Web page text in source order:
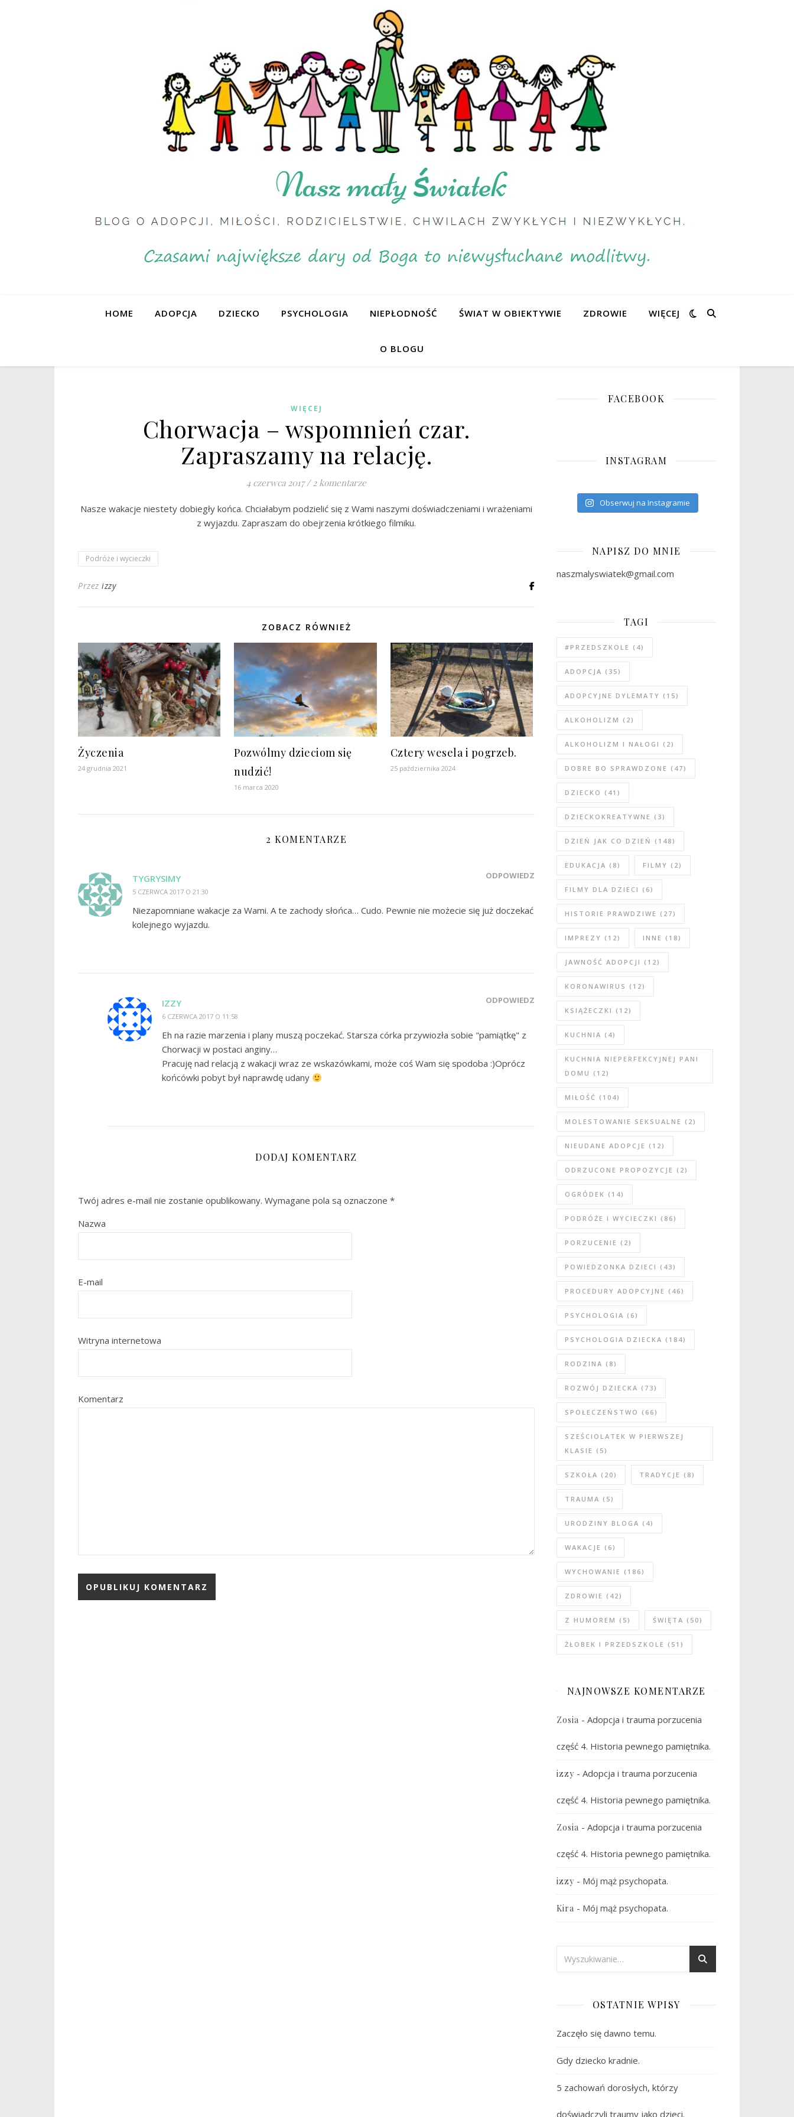
HOME ADOPCJA DZIECKO PSYCHOLOGIA NIEPŁODNOŚĆ ŚWIAT W OBIEKTYWIE ZDROWIE WIĘCEJ
O BLOGU
WIĘCEJ
Chorwacja – wspomnień czar.
Zapraszamy na relację.
4 czerwca 2017 / 2 komentarze
Nasze wakacje niestety dobiegły końca. Chciałabym podzielić się z Wami naszymi doświadczeniami i wrażeniami
z wyjazdu. Zapraszam do obejrzenia krótkiego filmiku.
Podróże i wycieczki
Przez izzy
ZOBACZ RÓWNIEŻ
Życzenia
24 grudnia 2021
Pozwólmy dzieciom się
nudzić!
16 marca 2020
Cztery wesela i pogrzeb.
25 października 2024
2 KOMENTARZE
TYGRYSIMY
5 CZERWCA 2017 O 21:30
ODPOWIEDZ
Niezapomniane wakacje za Wami. A te zachody słońca… Cudo. Pewnie nie możecie się już doczekać
kolejnego wyjazdu.
IZZY
6 CZERWCA 2017 O 11:58
ODPOWIEDZ
Eh na razie marzenia i plany muszą poczekać. Starsza córka przywiozła sobie "pamiątkę" z
Chorwacji w postaci anginy…
Pracuję nad relacją z wakacji wraz ze wskazówkami, może coś Wam się spodoba :)Oprócz
końcówki pobyt był naprawdę udany
DODAJ KOMENTARZ
Twój adres e-mail nie zostanie opublikowany. Wymagane pola są oznaczone *
Nazwa
E-mail
Witryna internetowa
Komentarz
FACEBOOK
INSTAGRAM
Obserwuj na Instagramie
NAPISZ DO MNIE
naszmalyswiatek@gmail.com
TAGI
#PRZEDSZKOLE (4)
ADOPCJA (35)
ADOPCYJNE DYLEMATY (15)
ALKOHOLIZM (2)
ALKOHOLIZM I NAŁOGI (2)
DOBRE BO SPRAWDZONE (47)
DZIECKO (41)
DZIECKOKREATYWNE (3)
DZIEŃ JAK CO DZIEŃ (148)
EDUKACJA (8) FILMY (2)
FILMY DLA DZIECI (6)
HISTORIE PRAWDZIWE (27)
IMPREZY (12) INNE (18)
JAWNOŚĆ ADOPCJI (12)
KORONAWIRUS (12)
KSIĄŻECZKI (12)
KUCHNIA (4)
KUCHNIA NIEPERFEKCYJNEJ PANI
DOMU (12)
MIŁOŚĆ (104)
MOLESTOWANIE SEKSUALNE (2)
NIEUDANE ADOPCJE (12)
ODRZUCONE PROPOZYCJE (2)
OGRÓDEK (14)
PODRÓŻE I WYCIECZKI (86)
PORZUCENIE (2)
POWIEDZONKA DZIECI (43)
PROCEDURY ADOPCYJNE (46)
PSYCHOLOGIA (6)
PSYCHOLOGIA DZIECKA (184)
RODZINA (8)
ROZWÓJ DZIECKA (73)
SPOŁECZEŃSTWO (66)
SZEŚCIOLATEK W PIERWSZEJ
KLASIE (5)
SZKOŁA (20) TRADYCJE (8)
TRAUMA (5)
URODZINY BLOGA (4)
WAKACJE (6)
WYCHOWANIE (186)
ZDROWIE (42)
Z HUMOREM (5) ŚWIĘTA (50)
ŻŁOBEK I PRZEDSZKOLE (51)
NAJNOWSZE KOMENTARZE
Zosia - Adopcja i trauma porzucenia
część 4. Historia pewnego pamiętnika.
izzy - Adopcja i trauma porzucenia
część 4. Historia pewnego pamiętnika.
Zosia - Adopcja i trauma porzucenia
część 4. Historia pewnego pamiętnika.
izzy - Mój mąż psychopata.
Kira - Mój mąż psychopata.
OSTATNIE WPISY
Zaczęło się dawno temu.
Gdy dziecko kradnie.
5 zachowań dorosłych, którzy
doświadczyli traumy jako dzieci.